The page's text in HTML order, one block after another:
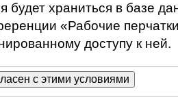
храниться в базе
«Рабочие
доступу к ней.